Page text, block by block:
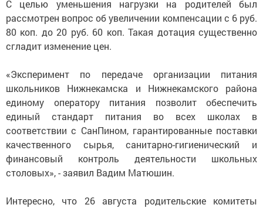
С целью уменьшения нагрузки на родителей был
рассмотрен вопрос об увеличении компенсации с 6 руб.
80 коп. до 20 руб. 60 коп. Такая дотация существенно
сгладит изменение цен.
«Эксперимент по передаче организации питания
школьников Нижнекамска и Нижнекамского района
единому оператору питания позволит обеспечить
единый стандарт питания во всех школах в
соответствии с СанПином, гарантированные поставки
качественного сырья, санитарно-гигиенический и
финансовый контроль деятельности школьных
столовых», - заявил Вадим Матюшин.
Интересно, что 26 августа родительские комитеты